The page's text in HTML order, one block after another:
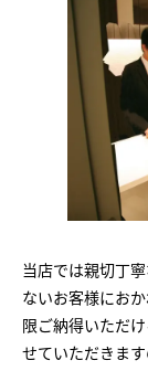
当店では親切丁
ないお客様にお
限ご納得いただ
せていただきます